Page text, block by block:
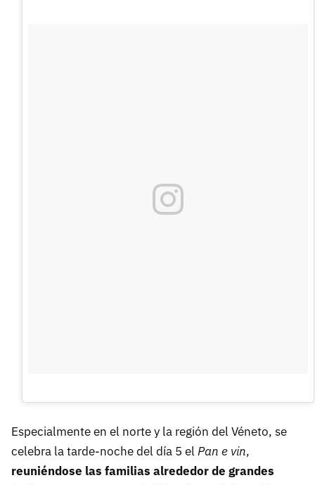
Especialmente en el norte y la región del Véneto, se
celebra la tarde-noche del día 5 el Pan e vin,
reuniéndose las familias alrededor de grandes